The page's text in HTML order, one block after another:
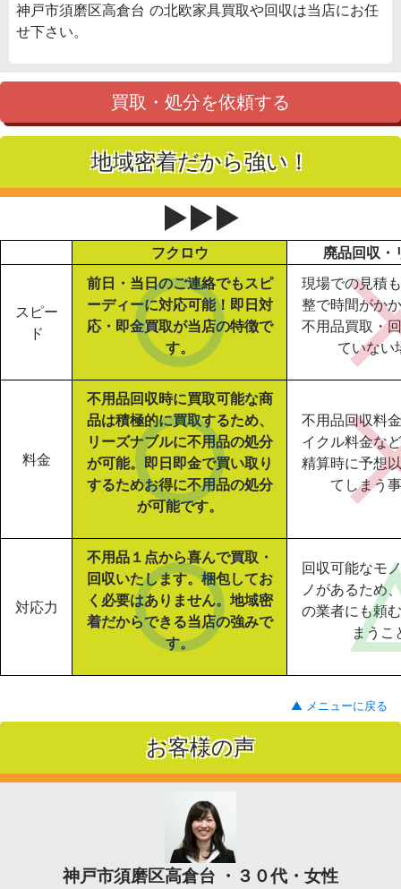
神戸市須磨区高倉台 の北欧家具買取や回収は当店にお任
せ下さい。
買取・処分を依頼する
地域密着だから強い！
▶▶▶
フクロウ 廃品回収・
スピー
ド
前日・当日のご連絡でもスピ
ーディーに対応可能！即日対
応・即金買取が当店の特徴で
す。
現場での見積
整で時間がか
不用品買取・
ていない
料金
不用品回収時に買取可能な商
品は積極的に買取するため、
リーズナブルに不用品の処分
が可能。即日即金で買い取り
するためお得に不用品の処分
が可能です。
不用品回収料
イクル料金な
精算時に予想
てしまう
対応力
不用品１点から喜んで買取・
回収いたします。梱包してお
く必要はありません。地域密
着だからできる当店の強みで
す。
回収可能なモ
ノがあるため
の業者にも頼
まうこ
▲ メニューに戻る
お客様の声
神戸市須磨区高倉台 ・３０代・女性